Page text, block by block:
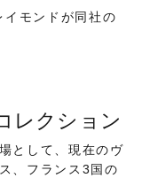
モンドが同社の
レクション
として、現在のヴ
、フランス3国の